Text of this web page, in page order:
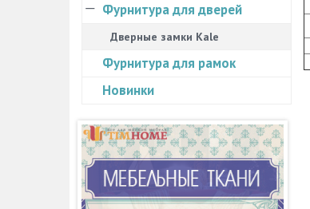
Фурнитура для дверей
Дверные замки Kale
Фурнитура для рамок
Новинки